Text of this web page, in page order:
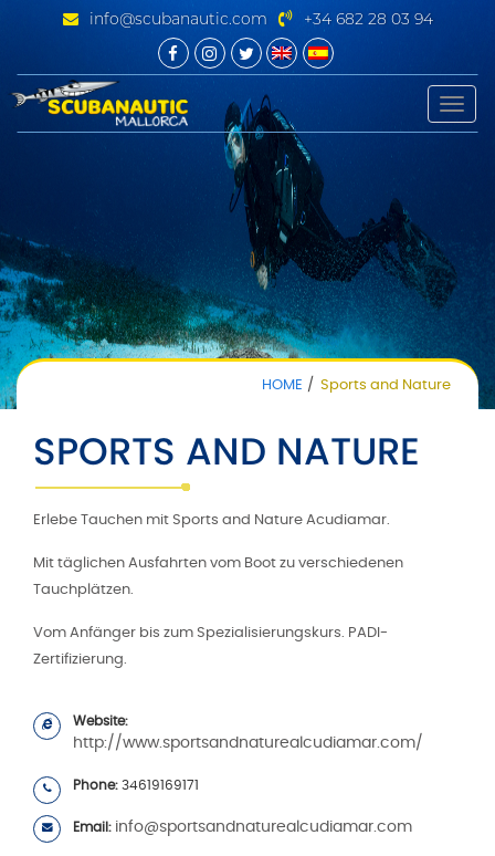
info@scubanautic.com +34 682 28 03 94
Toggle
HOME Sports and Nature
SPORTS AND NATURE
Erlebe Tauchen mit Sports and Nature Acudiamar.
Mit täglichen Ausfahrten vom Boot zu verschiedenen
Tauchplätzen.
Vom Anfänger bis zum Spezialisierungskurs. PADI-
Zertifizierung.
Website:
http://www.sportsandnaturealcudiamar.com/
Phone: 34619169171
Email: info@sportsandnaturealcudiamar.com